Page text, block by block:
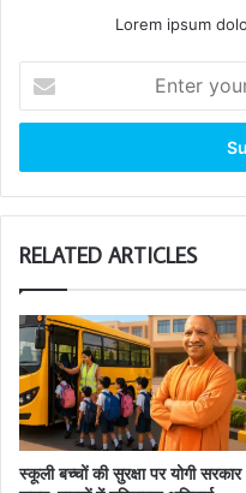
Lorem ipsum
your
Email
RELATED ARTICLES
स्कूली बच्चों की सुरक्षा पर योगी सरकार